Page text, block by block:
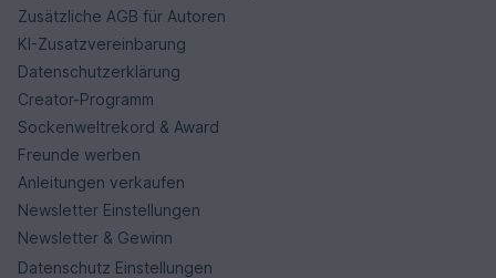
Zusätzliche AGB für Autoren
KI-Zusatzvereinbarung
Datenschutzerklärung
Creator-Programm
Sockenweltrekord & Award
Freunde werben
Anleitungen verkaufen
Newsletter Einstellungen
Newsletter & Gewinn
Datenschutz Einstellungen